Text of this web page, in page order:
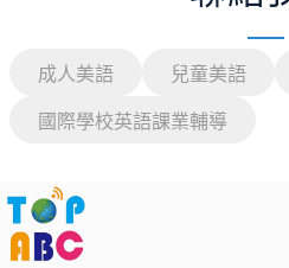
成人美語 兒童美語
國際學校英語課業輔導